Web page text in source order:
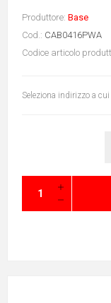
Produttore: Base
Cod.: CAB0416PWA
Codice articolo
Seleziona indirizzo a